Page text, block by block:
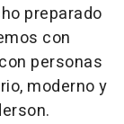
preparado
con
personas
moderno y